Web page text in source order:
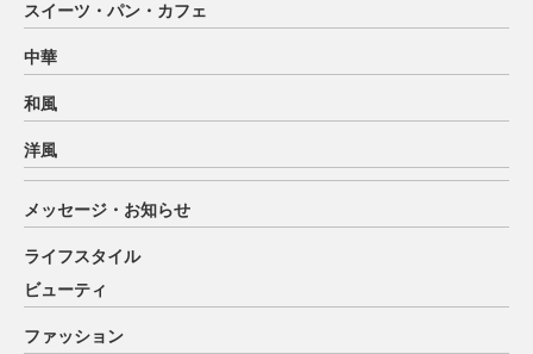
スイーツ・パン・カフェ
中華
和風
洋風
メッセージ・お知らせ
ライフスタイル
ビューティ
ファッション